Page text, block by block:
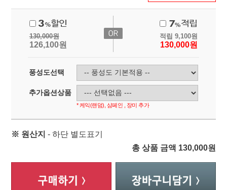
130,000원
126,100원
적립 9,100원
130,000원
풍성도선택
추가옵션상품
* 케익(랜덤), 샴페인 , 장미 추가
※ 원산지 - 하단 별도표기
총 상품 금액 130,000원